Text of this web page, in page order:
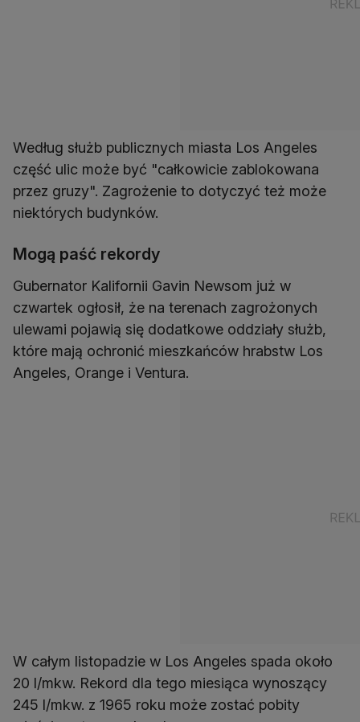
Według służb publicznych miasta Los Angeles
część ulic może być "całkowicie zablokowana
przez gruzy". Zagrożenie to dotyczyć też może
niektórych budynków.
Mogą paść rekordy
Gubernator Kalifornii Gavin Newsom już w
czwartek ogłosił, że na terenach zagrożonych
ulewami pojawią się dodatkowe oddziały służb,
które mają ochronić mieszkańców hrabstw Los
Angeles, Orange i Ventura.
W całym listopadzie w Los Angeles spada około
20 l/mkw. Rekord dla tego miesiąca wynoszący
245 l/mkw. z 1965 roku może zostać pobity